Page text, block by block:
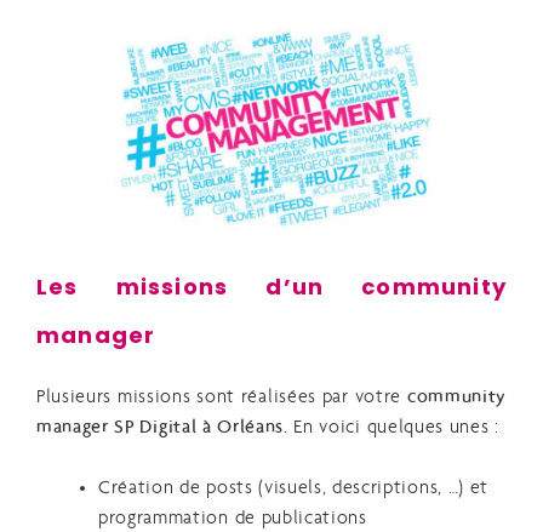
Les missions d’un community
manager
Plusieurs missions sont réalisées par votre community
manager SP Digital à Orléans. En voici quelques unes :
Création de posts (visuels, descriptions, …) et
programmation de publications